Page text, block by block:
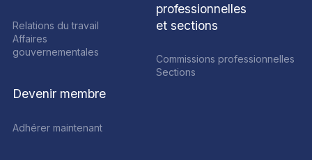
Relations du travail
Affaires
gouvernementales
Devenir membre
Adhérer maintenant
professionnelles
et sections
Commissions professionnelles
Sections